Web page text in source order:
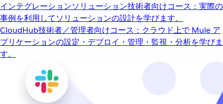
インテグレーションソリューション技術者向けコース：実際の
事例を利用してソリューションの設計を学びます。
CloudHub技術者／管理者向けコース：クラウド上で Mule ア
プリケーションの設定・デプロイ・管理・監視・分析を学びま
す。